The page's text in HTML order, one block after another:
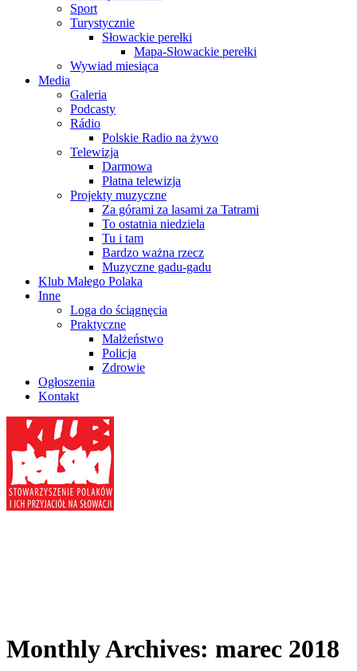
Sport
Turystycznie
Słowackie perełki
Mapa-Słowackie perełki
Wywiad miesiąca
Media
Galeria
Podcasty
Rádio
Polskie Radio na żywo
Telewizja
Darmowa
Płatna telewizja
Projekty muzyczne
Za górami za lasami za Tatrami
To ostatnia niedziela
Tu i tam
Bardzo ważna rzecz
Muzyczne gadu-gadu
Klub Małego Polaka
Inne
Loga do ściągnęcia
Praktyczne
Małżeństwo
Policja
Zdrowie
Ogłoszenia
Kontakt
Monthly Archives: marec 2018